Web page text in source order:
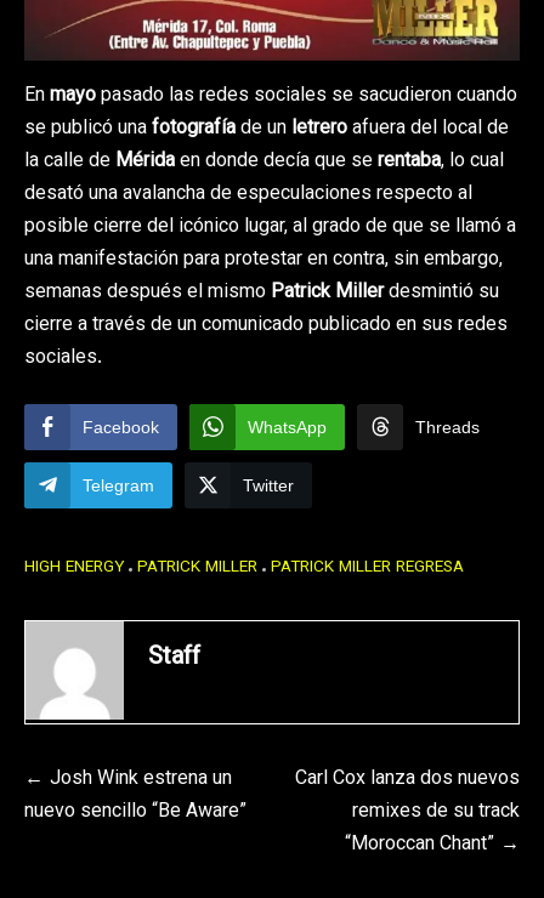
Enmayopasado las redes sociales se sacudieron cuando
se publicó unafotografíade un letreroafuera del local de
la calle de Méridaen donde decía que serentaba, lo cual
desató una avalancha de especulaciones respecto al
posible cierre del icónico lugar, al grado de que se llamó a
una manifestación para protestar en contra, sin embargo,
semanas después el mismo Patrick Millerdesmintió su
cierre a través de un comunicado publicado en sus redes
sociales.
Facebook WhatsApp Threads
Telegram Twitter
HIGH ENERGY PATRICK MILLER PATRICK MILLER REGRESA
Staff
Navegación
de
Josh Wink estrena un
nuevo sencillo “Be Aware”
Carl Cox lanza dos nuevos
remixes de su track
“Moroccan Chant”